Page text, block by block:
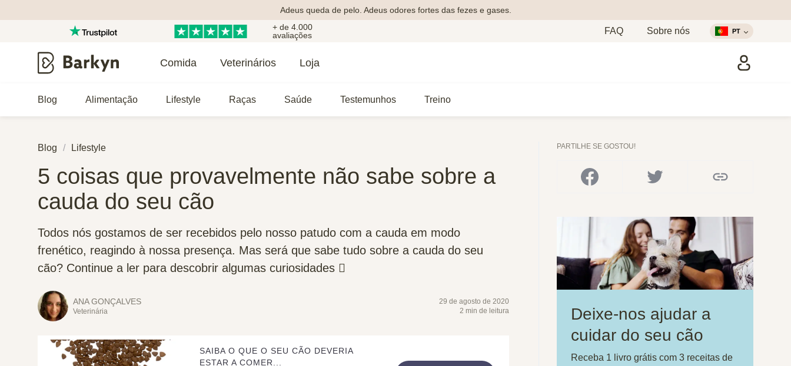
Adeus queda de pelo. Adeus odores fortes das fezes e gases.
+ de 4.000
avaliações
FAQ Sobre nós PT
Comida Veterinários Loja
Blog Alimentação Lifestyle Raças Saúde Testemunhos Treino
Blog Lifestyle
5 coisas que provavelmente não sabe sobre a
cauda do seu cão
Todos nós gostamos de ser recebidos pelo nosso patudo com a cauda em modo
frenético, reagindo à nossa presença. Mas será que sabe tudo sobre a cauda do seu
cão? Continue a ler para descobrir algumas curiosidades 
ANA GONÇALVES
Veterinária
29 de agosto de 2020
2 min de leitura
SAIBA O QUE O SEU CÃO DEVERIA
ESTAR A COMER...
PARTILHE SE GOSTOU!
Deixe-nos ajudar a
cuidar do seu cão
Receba 1 livro grátis com 3 receitas de